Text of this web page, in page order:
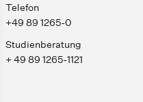
Telefon
+49 89 1265-0
Studienberatung
+ 49 89 1265-1121